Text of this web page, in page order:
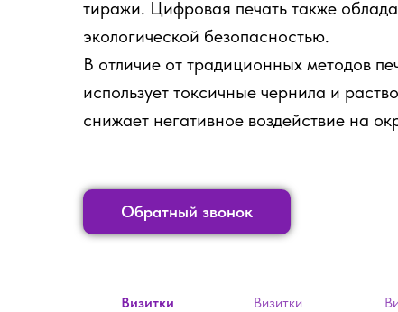
тиражи. Цифровая печать также
экологической безопасностью.
В отличие от традиционных методов
использует токсичные чернила и
снижает негативное воздействие на
Обратный звонок
Визитки
Визитки